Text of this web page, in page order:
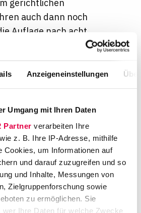
Anzeigeneinstellungen
Umgang mit Ihren Daten
Partner verarbeiten Ihre
z. B. Ihre IP-Adresse, mithilfe
Cookies, um Informationen auf
und darauf zuzugreifen und so
und Inhalte, Messungen von
Zielgruppenforschung sowie
zu ermöglichen. Sie
wer Ihre Daten für welche Zwecke
gerichtlichen
auch dann noch
Auflage nach acht
Bedeutung für die weiteren
aufgehoben worden ist
Das hat das
und der
Glaubens Recht
Az. 2 V 5.19).
ihrem juristischen
in Bayern nur mit der
dass "bei Ausübung
mit Außenwirkung